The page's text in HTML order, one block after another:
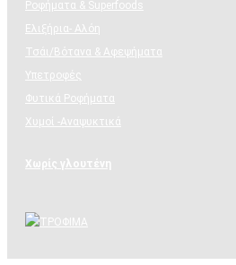
Ροφήματα & Superfoods
Ελιξήρια- Αλόη
Τσάι/Βότανα & Αφεψήματα
Υπετροφές
Φυτικά Ροφήματα
Χυμοί -Αναψυκτικά
Χωρίς γλουτένη